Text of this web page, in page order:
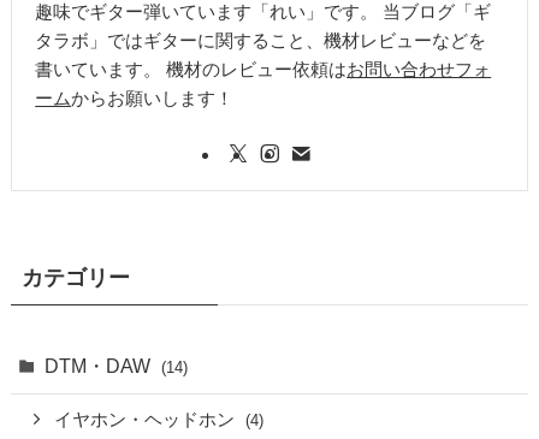
趣味でギター弾いています「れい」です。 当ブログ「ギ
タラボ」ではギターに関すること、機材レビューなどを
書いています。 機材のレビュー依頼はお問い合わせフォ
ームからお願いします！
カテゴリー
DTM・DAW (14)
イヤホン・ヘッドホン (4)